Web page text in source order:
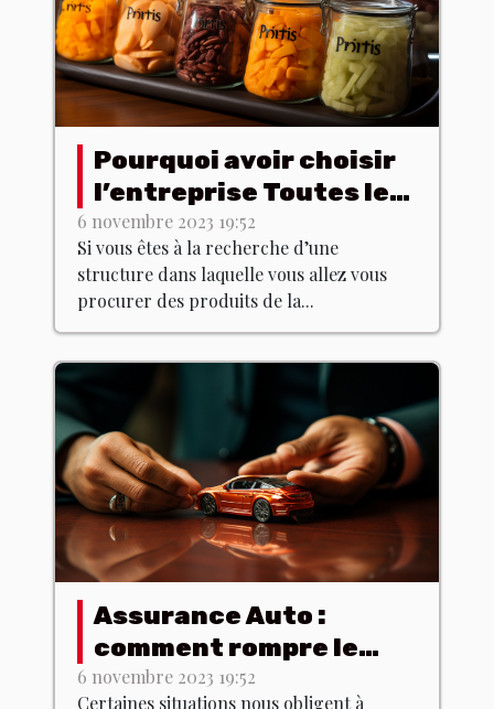
Pourquoi avoir choisir
l’entreprise Toutes les
poitrines ?
6 novembre 2023 19:52
Si vous êtes à la recherche d’une
structure dans laquelle vous allez vous
procurer des produits de la...
Assurance Auto :
comment rompre le
contrat dans les
6 novembre 2023 19:52
Certaines situations nous obligent à